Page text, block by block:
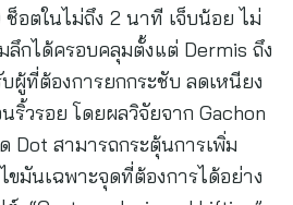
ช็อตในไม่ถึง 2 นาที เจ็บน้อย ไม่
กได้ครอบคลุมตั้งแต่ Dermis ถึง
ผู้ที่ต้องการยกกระชับ ลดเหนียง
ริ้วรอย โดยผลวิจัยจาก Gachon
Dot สามารถกระตุ้นการเพิ่ม
ขมันเฉพาะจุดที่ต้องการได้อย่าง